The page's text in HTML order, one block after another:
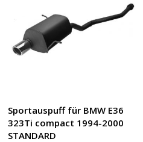
Sportauspuff für BMW E36
323Ti compact 1994-2000
STANDARD